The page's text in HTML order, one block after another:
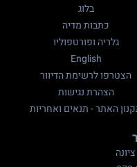
בלוג
כתבות מדיה
גלריה ופורטפוליו
English
הצטרפו לרשימת הדיוור
הצהרת נגישות
האתר - תנאים ואחריות